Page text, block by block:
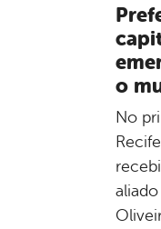
o
No